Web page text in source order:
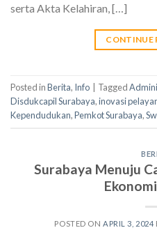
serta Akta Kelahiran, […]
CONTINUE
Posted inBerita, Info Tagged
Disdukcapil Surabaya,inovasi
Kependudukan,Pemkot Surabaya,
Surabaya Menuju
POSTED ONAPRIL 3, 2024